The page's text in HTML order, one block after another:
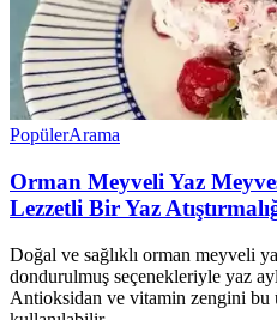
PopülerArama
Orman Meyveli Yaz
Lezzetli Bir Yaz
Doğal ve sağlıklı orman meyveli
dondurulmuş seçenekleriyle yaz
Antioksidan ve vitamin zengini bu